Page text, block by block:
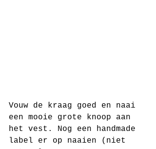
Vouw de kraag goed en naai
een mooie grote knoop aan
het vest. Nog een handmade
label er op naaien (niet